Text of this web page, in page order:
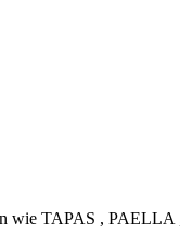
wie TAPAS ,